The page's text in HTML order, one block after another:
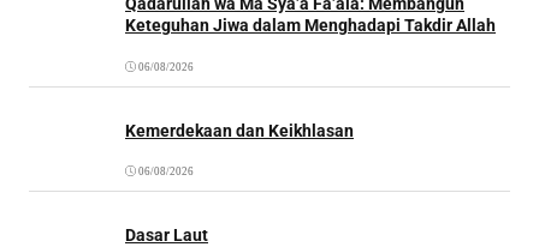
Qadarullah wa Mā Syā’a Fa’ala: Membangun
Keteguhan Jiwa dalam Menghadapi Takdir Allah
06/08/2026
Kemerdekaan dan Keikhlasan
06/08/2026
Dasar Laut